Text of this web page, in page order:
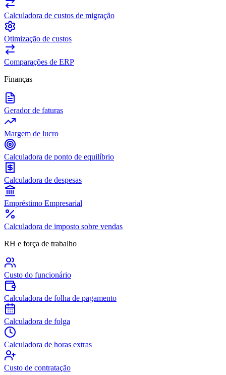
Calculadora de custos de migração
Otimização de custos
Comparações de ERP
Finanças
Gerador de faturas
Margem de lucro
Calculadora de ponto de equilíbrio
Calculadora de despesas
Empréstimo Empresarial
Calculadora de imposto sobre vendas
RH e força de trabalho
Custo do funcionário
Calculadora de folha de pagamento
Calculadora de folga
Calculadora de horas extras
Custo de contratação